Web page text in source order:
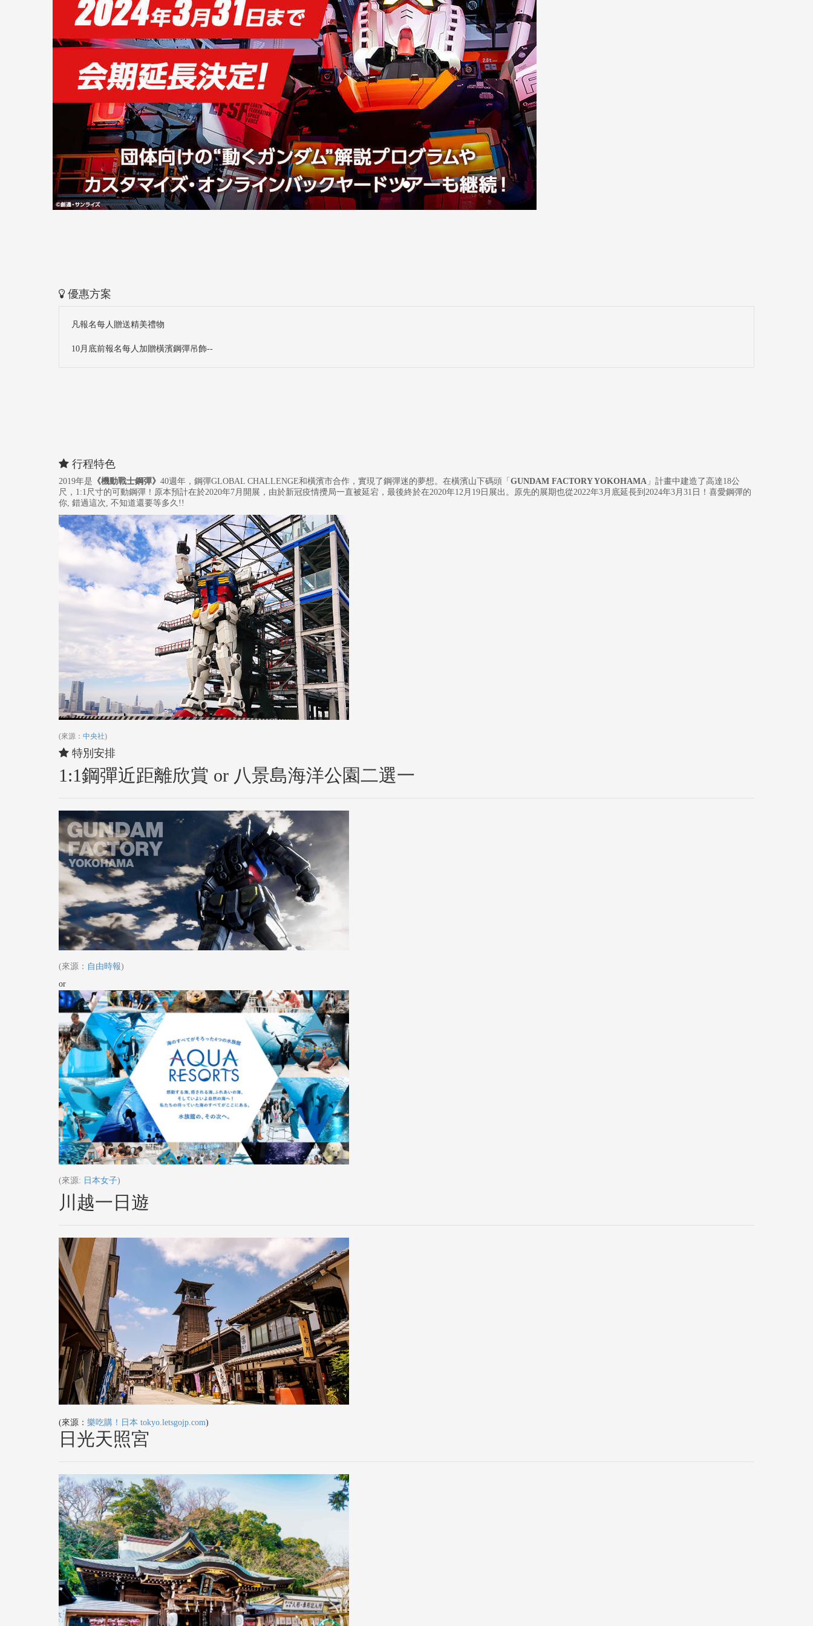
優惠方案
凡報名每人贈送精美禮物
10月底前報名每人加贈橫濱鋼彈吊飾--
行程特色
2019年是 《機動戰士鋼彈》 40週年，鋼彈GLOBAL CHALLENGE和橫濱市合作，實現了鋼彈迷的夢想。在橫濱山下碼頭「 GUNDAM FACTORY YOKOHAMA 」計畫中建造了高達18公
尺，1:1尺寸的可動鋼彈！原本預計在於2020年7月開展，由於新冠疫情攪局一直被延宕，最後終於在2020年12月19日展出。原先的展期也從2022年3月底延長到2024年3月31日！喜愛鋼彈的
你, 錯過這次, 不知道還要等多久!!
(來源： 中央社)
特別安排
1:1鋼彈近距離欣賞 or 八景島海洋公園二選一
(來源： 自由時報)
or
(來源: 日本女子)
川越一日遊
(來源： 樂吃購！日本 tokyo.letsgojp.com)
日光天照宮